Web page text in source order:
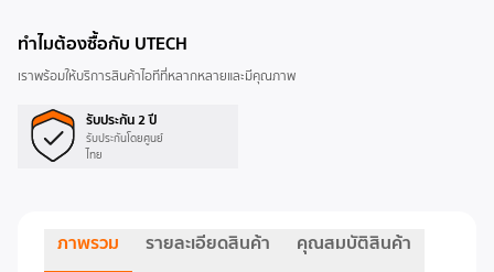
ทำไมต้องซื้อกับ UTECH
เราพร้อมให้บริการสินค้าไอทีที่หลากหลายและมีคุณภาพ
รับประกัน 2 ปี
รับประกันโดยศูนย์
ไทย
ภาพรวม รายละเอียดสินค้า คุณสมบัติสินค้า